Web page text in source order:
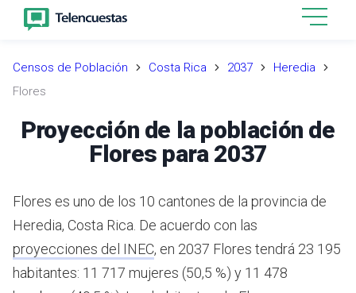
Censos de Población Costa Rica 2037
Heredia
Flores
Proyección de la población de
Flores para 2037
Flores es uno de los 10 cantones de la provincia de
Heredia, Costa Rica. De acuerdo con las
proyecciones del INEC, en 2037 Flores tendrá 23 195
habitantes: 11 717 mujeres (50,5 %) y 11 478